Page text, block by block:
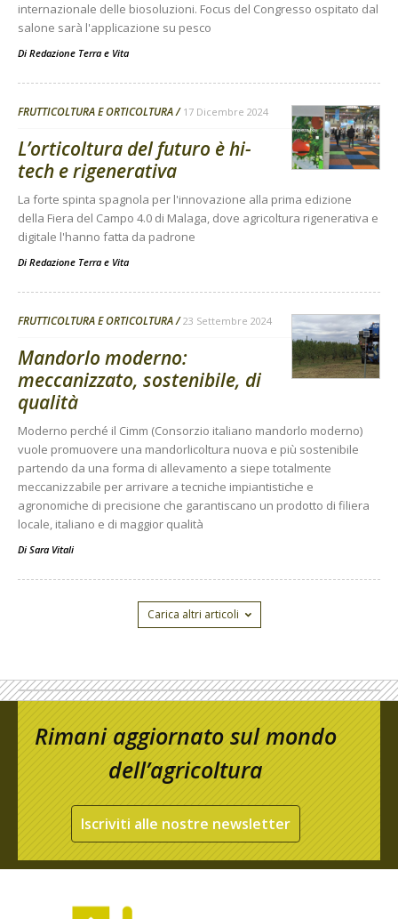
internazionale delle biosoluzioni. Focus del Congresso ospitato dal
salone sarà l'applicazione su pesco
Di Redazione Terra e Vita
FRUTTICOLTURA E ORTICOLTURA 17 Dicembre 2024
L’orticoltura del futuro è hi-
tech e rigenerativa
La forte spinta spagnola per l'innovazione alla prima edizione
della Fiera del Campo 4.0 di Malaga, dove agricoltura rigenerativa e
digitale l'hanno fatta da padrone
Di Redazione Terra e Vita
FRUTTICOLTURA E ORTICOLTURA 23 Settembre 2024
Mandorlo moderno:
meccanizzato, sostenibile, di
qualità
Moderno perché il Cimm (Consorzio italiano mandorlo moderno)
vuole promuovere una mandorlicoltura nuova e più sostenibile
partendo da una forma di allevamento a siepe totalmente
meccanizzabile per arrivare a tecniche impiantistiche e
agronomiche di precisione che garantiscano un prodotto di filiera
locale, italiano e di maggior qualità
Di Sara Vitali
Carica altri articoli
Rimani aggiornato sul mondo
dell’agricoltura
Iscriviti alle nostre newsletter